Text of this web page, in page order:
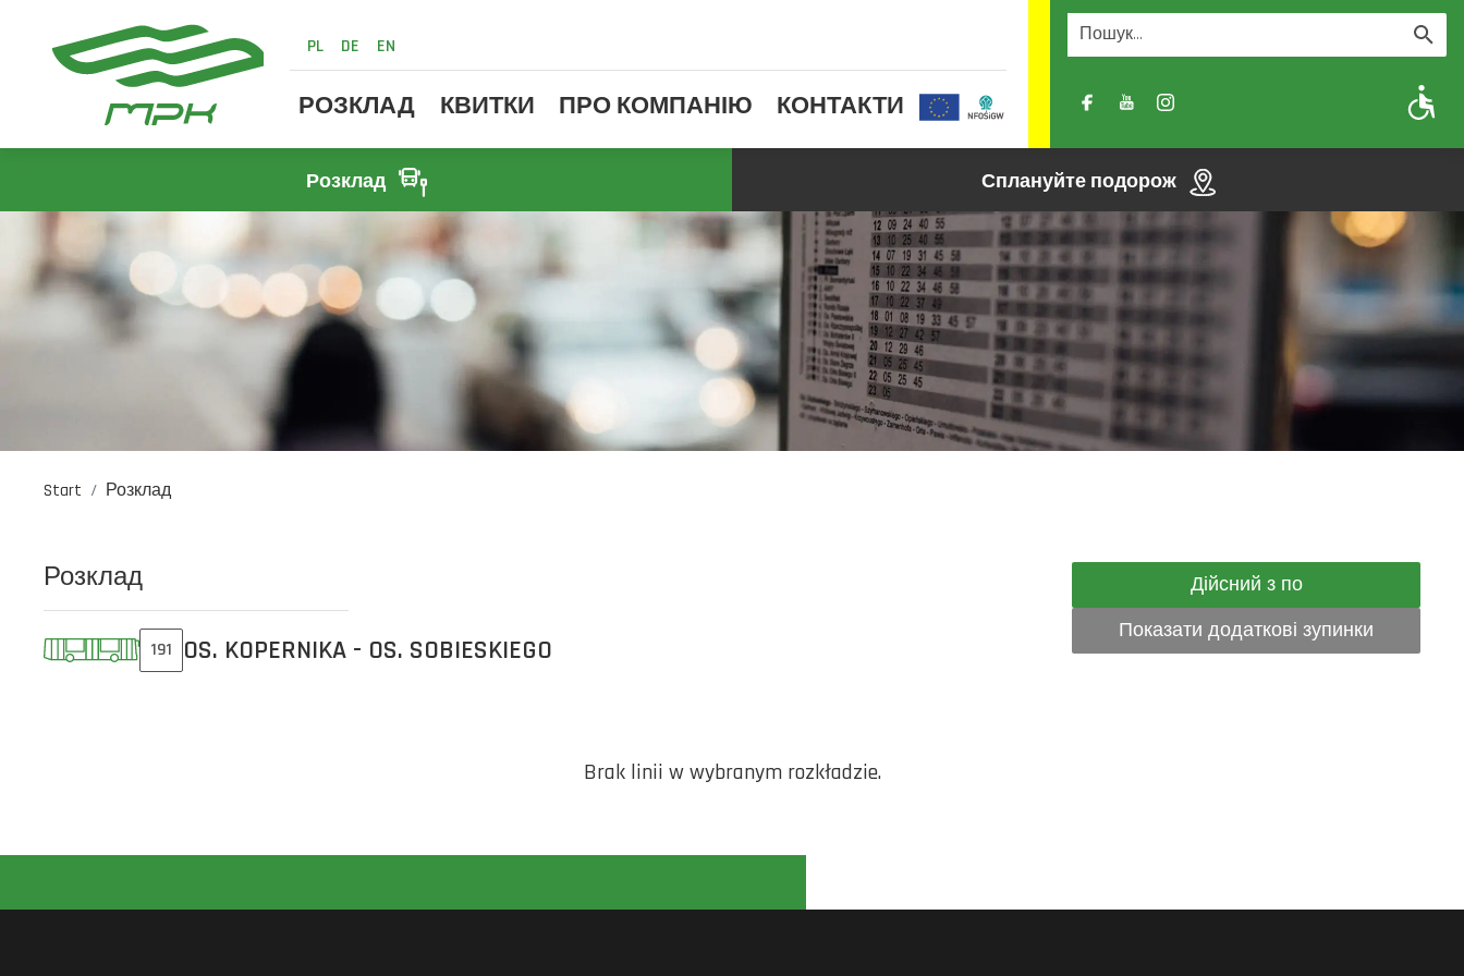
PL DE EN
РОЗКЛАД КВИТКИ ПРО КОМПАНІЮ КОНТАКТИ A- A A+
Розклад Сплануйте подорож
Start Розклад
Розклад
191 OS. KOPERNIKA - OS. SOBIESKIEGO
Дійсний з по
Показати додаткові зупинки
Brak linii w wybranym rozkładzie.